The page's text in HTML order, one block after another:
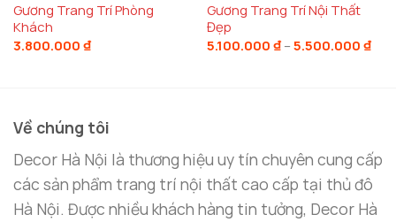
Gương Trang Trí Phòng
Khách
3.800.000 ₫
Gương Trang Trí Nội Thất
Đẹp
5.100.000 ₫ – 5.500.000 ₫
giá:
Về chúng tôi
Decor Hà Nội là thương hiệu uy tín chuyên cung cấp
các sản phẩm trang trí nội thất cao cấp tại thủ đô
Hà Nội. Được nhiều khách hàng tin tưởng, Decor Hà